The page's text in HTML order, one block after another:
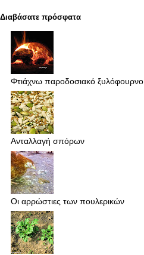
Διαβάσατε πρόσφατα
Φτιάχνω παροδοσιακό ξυλόφουρνο
Ανταλλαγή σπόρων
Οι αρρώστιες των πουλερικών